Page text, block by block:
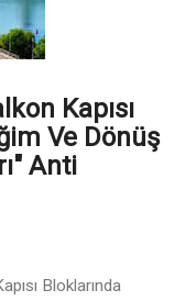
Kapısı
Ve Dönüş
Anti
Bloklarında